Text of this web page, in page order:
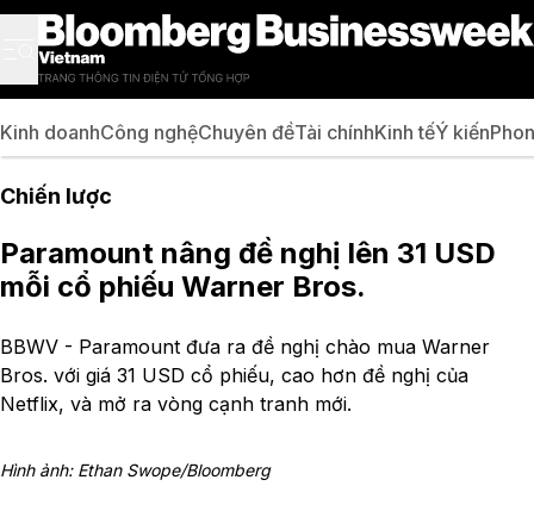
Kinh doanhCông nghệChuyên đềTài chínhKinh tếÝ kiến
Chiến lược
Paramount nâng đề nghị lên 31 USD
mỗi cổ phiếu Warner Bros.
BBWV - Paramount đưa ra đề nghị chào mua Warner
Bros. với giá 31 USD cổ phiếu, cao hơn đề nghị của
Netflix, và mở ra vòng cạnh tranh mới.
Hình ảnh: Ethan Swope/Bloomberg